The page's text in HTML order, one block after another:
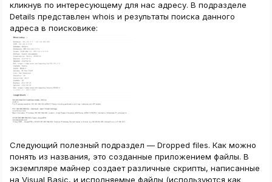
кликнув по интересующему для нас адресу. В подразделе
Details представлен whois и результаты поиска данного
адреса в поисковике:
Следующий полезный подраздел — Dropped files. Как можно
понять из названия, это созданные приложением файлы. В
экземпляре майнер создает различные скрипты, написанные
на Visual Basic, и исполняемые файлы (используются как